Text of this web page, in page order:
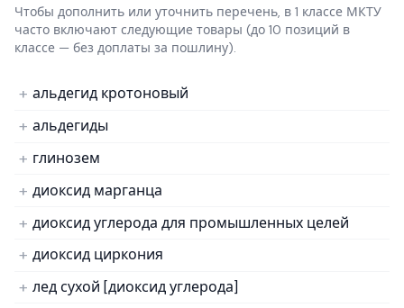
Чтобы дополнить или уточнить перечень, в 1 классе МКТУ
часто включают следующие товары (до 10 позиций в
классе — без доплаты за пошлину).
альдегид кротоновый
альдегиды
глинозем
диоксид марганца
диоксид углерода для промышленных целей
диоксид циркония
лед сухой [диоксид углерода]